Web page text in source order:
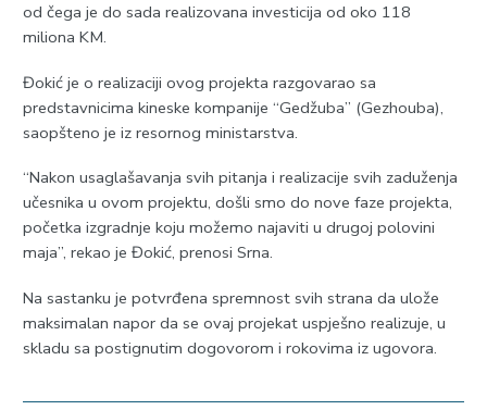
od čega je do sada realizovana investicija od oko 118
miliona KM.
Đokić je o realizaciji ovog projekta razgovarao sa
predstavnicima kineske kompanije “Gedžuba” (Gezhouba),
saopšteno je iz resornog ministarstva.
“Nakon usaglašavanja svih pitanja i realizacije svih zaduženja
učesnika u ovom projektu, došli smo do nove faze projekta,
početka izgradnje koju možemo najaviti u drugoj polovini
maja”, rekao je Đokić, prenosi Srna.
Na sastanku je potvrđena spremnost svih strana da ulože
maksimalan napor da se ovaj projekat uspješno realizuje, u
skladu sa postignutim dogovorom i rokovima iz ugovora.